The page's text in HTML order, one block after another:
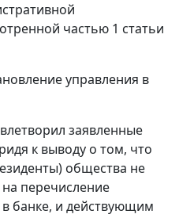
частью 1 статьи
управления в
заявленные
к выводу о том, что
общества не
перечисление
банке, и действующим